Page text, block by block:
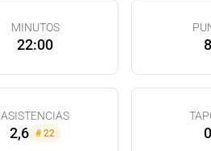
MINUTOS
22:00
ASISTENCIAS
2,6 # 22